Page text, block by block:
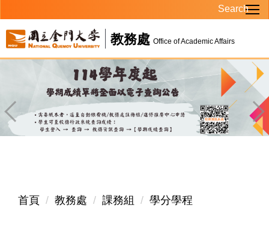
到
主
要
區
教務處 Office of Academic Affairs
Search
首頁 教務處 課務組 學分學程